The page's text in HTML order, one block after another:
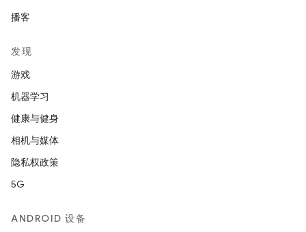
播客
发现
游戏
机器学习
健康与健身
相机与媒体
隐私权政策
5G
ANDROID 设备